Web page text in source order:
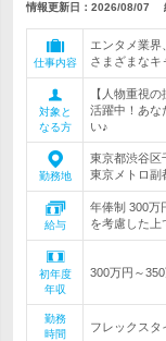
情報更新日：2026/08/07
仕事内容
エンタメ業
さまざまなキ
対象と
なる方
【人物重視
活躍中！あな
い♪
勤務地
東京都渋谷
東京メトロ副
給与
年俸制 300
を考慮した
初年度
年収
300万円～
勤務
時間
フレックスタ